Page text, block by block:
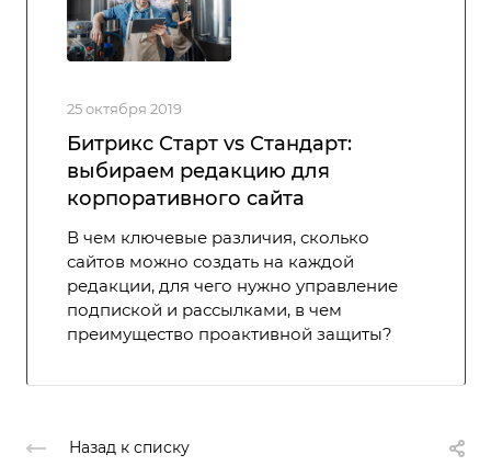
25 октября 2019
Битрикс Старт vs Стандарт:
выбираем редакцию для
корпоративного сайта
В чем ключевые различия, сколько
сайтов можно создать на каждой
редакции, для чего нужно управление
подпиской и рассылками, в чем
преимущество проактивной защиты?
Назад к списку